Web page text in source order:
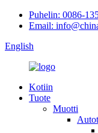
Puhelin: 0086-
Email:
English
Kotiin
Tuote
Muotti